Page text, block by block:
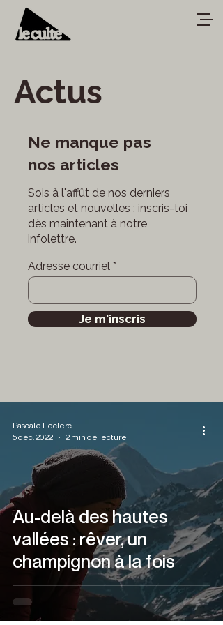
Actus
Ne manque pas
nos articles
Sois à l'affût de nos derniers
articles et nouvelles : inscris-toi
dès maintenant à notre
infolettre.
Adresse courriel
Je m'inscris
Au-delà des hautes
vallées : rêver, un
champignon à la fois
Pascale Leclerc
5 déc. 2022
2 min de lecture